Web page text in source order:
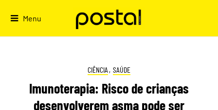
Menu
CIÊNCIA , SAÚDE
Imunoterapia: Risco de crianças
desenvolverem asma pode ser